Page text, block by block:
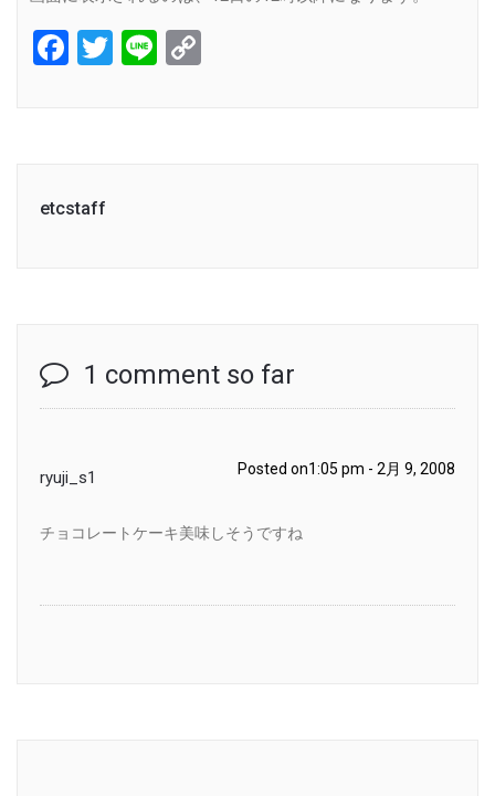
Facebook
Twitter
Line
etcstaff
1 comment so far
ryuji_s1 Posted on1:05 pm - 2月 9, 2008
チョコレートケーキ美味しそうですね